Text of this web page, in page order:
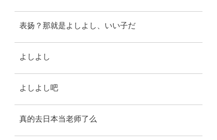
表扬？那就是よしよし、いい子だ
よしよし
よしよし吧
真的去日本当老师了么